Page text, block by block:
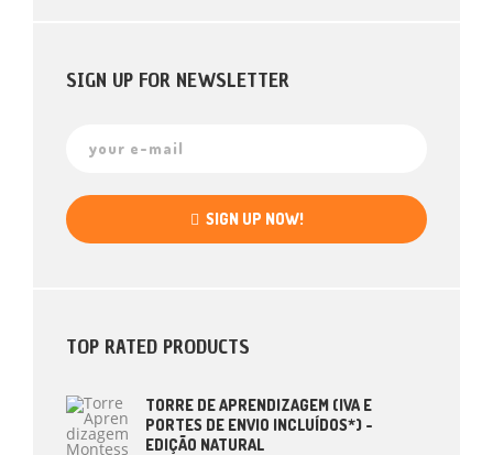
SIGN UP FOR NEWSLETTER
SIGN UP NOW!
TOP RATED PRODUCTS
TORRE DE APRENDIZAGEM (IVA E
PORTES DE ENVIO INCLUÍDOS*) -
EDIÇÃO NATURAL